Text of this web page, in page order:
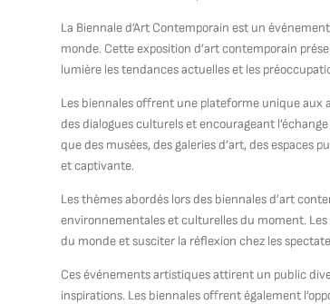
La Biennale d’Art Contemporain est un
monde. Cette exposition d’art contemporain
lumière les tendances actuelles et les
Les biennales offrent une plateforme unique
des dialogues culturels et encourageant
que des musées, des galeries d’art, des
et captivante.
Les thèmes abordés lors des biennales d’art
environnementales et culturelles du moment.
du monde et susciter la réflexion chez les
Ces événements artistiques attirent un public
inspirations. Les biennales offrent également